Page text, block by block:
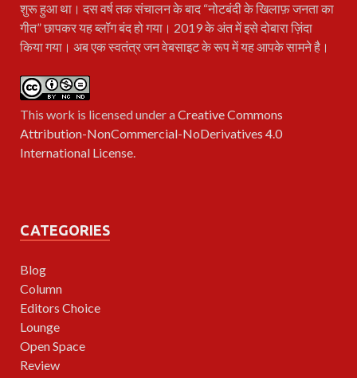
शुरू हुआ था। दस वर्ष तक संचालन के बाद “नोटबंदी के खिलाफ़ जनता का
गीत” छापकर यह ब्लॉग बंद हो गया। 2019 के अंत में इसे दोबारा ज़िंदा
किया गया। अब एक स्वतंत्र जन वेबसाइट के रूप में यह आपके सामने है।
This work is licensed under aCreative Commons
Attribution-NonCommercial-NoDerivatives 4.0
International License.
CATEGORIES
Blog
Column
Editors Choice
Lounge
Open Space
Review